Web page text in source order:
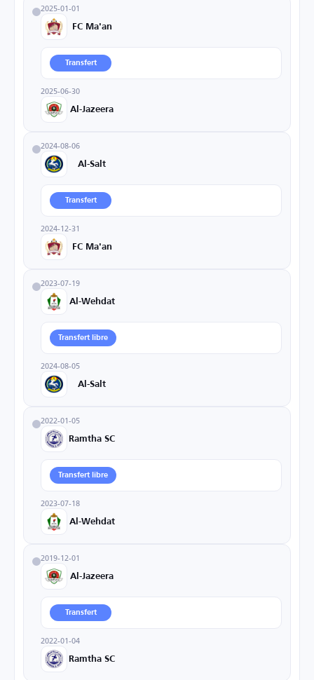
2025-01-01
FC Ma'an
Transfert
2025-06-30
Al-Jazeera
2024-08-06
Al-Salt
Transfert
2024-12-31
FC Ma'an
2023-07-19
Al-Wehdat
Transfert libre
2024-08-05
Al-Salt
2022-01-05
Ramtha SC
Transfert libre
2023-07-18
Al-Wehdat
2019-12-01
Al-Jazeera
Transfert
2022-01-04
Ramtha SC